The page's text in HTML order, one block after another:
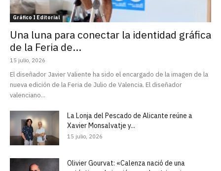
Gráfico I Editorial
Una luna para conectar la identidad gráfica
de la Feria de...
15 julio, 2026
El diseñador Javier Valiente ha sido el encargado de la imagen de la
nueva edición de la Feria de Julio de Valencia. El diseñador
valenciano...
La Lonja del Pescado de Alicante reúne a
Xavier Monsalvatje y...
15 julio, 2026
Olivier Gourvat: «Calenza nació de una